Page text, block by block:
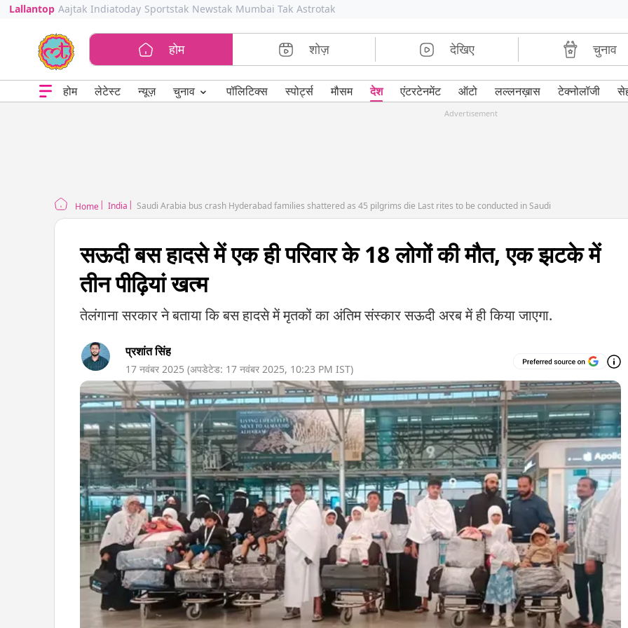
Lallantop Aajtak Indiatoday Sportstak Newstak Mumbai Tak Astrotak
होम शोज़ देखिए चुनाव
होम लेटेस्ट न्यूज़ चुनाव ⌄ पॉलिटिक्स स्पोर्ट्स मौसम देश एंटरटेनमेंट ऑटो लल्लनख़ास टेक्नोलॉजी
Advertisement
Home India Saudi Arabia bus crash Hyderabad families shattered as 45 pilgrims die Last rites to be conducted in Saudi
सऊदी बस हादसे में एक ही परिवार के 18 लोगों की मौत, एक झटके में
तीन पीढ़ियां खत्म
तेलंगाना सरकार ने बताया कि बस हादसे में मृतकों का अंतिम संस्कार सऊदी अरब में ही किया जाएगा.
प्रशांत सिंह
17 नवंबर 2025 (अपडेटेड: 17 नवंबर 2025, 10:23 PM IST)